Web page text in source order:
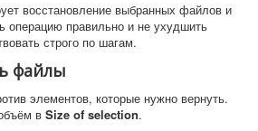
восстановление выбранных файлов и
операцию правильно и не ухудшить
строго по шагам.
файлы
элементов, которые нужно вернуть.
в Size of selection.